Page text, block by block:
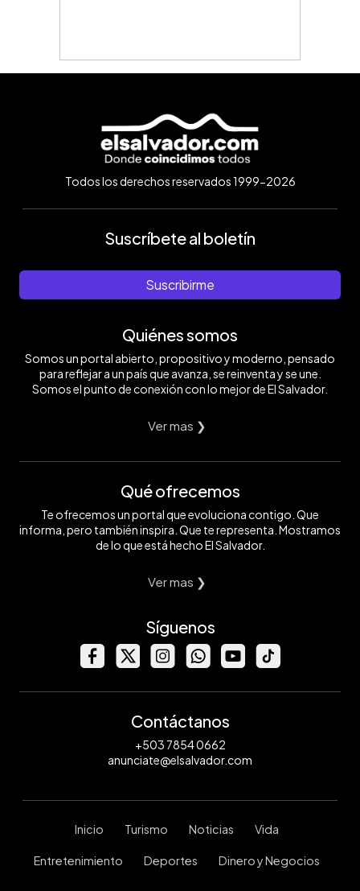
Todos los derechos reservados 1999-2026
Suscríbete al boletín
Suscribirme
Quiénes somos
Somos un portal abierto, propositivo y moderno, pensado
para reflejar a un país que avanza, se reinventa y se une.
Somos el punto de conexión con lo mejor de El Salvador.
Ver mas ❯
Qué ofrecemos
Te ofrecemos un portal que evoluciona contigo. Que
informa, pero también inspira. Que te representa. Mostramos
de lo que está hecho El Salvador.
Ver mas ❯
Síguenos
Contáctanos
+503 7854 0662
anunciate@elsalvador.com
Inicio Turismo Noticias Vida
Entretenimiento Deportes Dinero y Negocios